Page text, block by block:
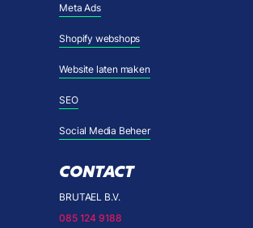
Meta Ads
Shopify webshops
Website laten maken
SEO
Social Media Beheer
CONTACT
BRUTAEL B.V.
085 124 9188